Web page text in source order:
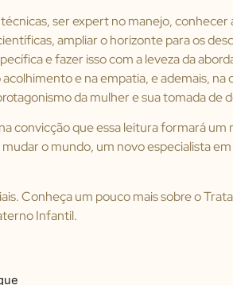
ser expert no manejo, conhecer
ampliar o horizonte para os
e fazer isso com a leveza da
e na empatia, e ademais, na
da mulher e sua tomada de
convicção que essa leitura formará um
o mundo, um novo especialista
Conheça um pouco mais sobre o
Infantil.